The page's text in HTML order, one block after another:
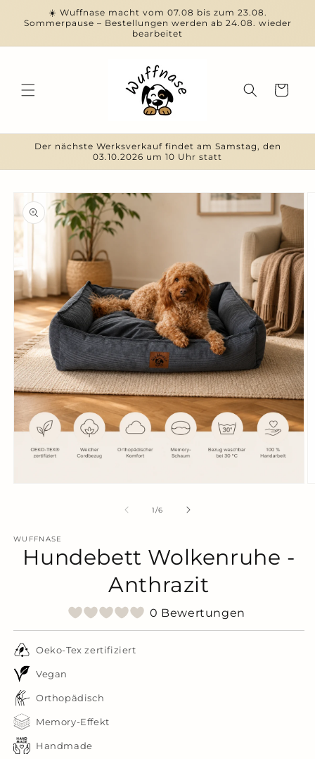
zum
Inhalt
☀️ Wuffnase macht vom 07.08 bis zum 23.08.
Sommerpause – Bestellungen werden ab 24.08. wieder
bearbeitet
Warenkorb
Der nächste Werksverkauf findet am Samstag, den
03.10.2026 um 10 Uhr statt
1/von
6
WUFFNASE
Hundebett Wolkenruhe -
Anthrazit
0 Bewertungen
Oeko-Tex zertifiziert
Vegan
Orthopädisch
Memory-Effekt
Handmade